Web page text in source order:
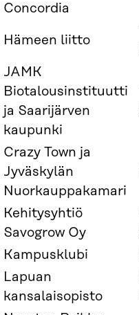
Concordia
Hämeen liitto
JAMK
Biotalousinstituutti
ja Saarijärven
kaupunki
Crazy Town ja
Jyväskylän
Nuorkauppakamari
Kehitysyhtiö
Savogrow Oy
Kampusklubi
Lapuan
kansalaisopisto